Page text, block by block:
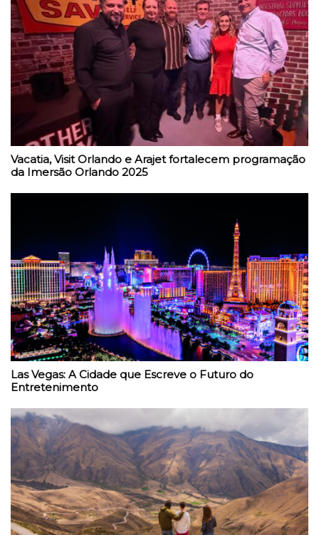
Vacatia, Visit Orlando e Arajet fortalecem programação
da Imersão Orlando 2025
Las Vegas: A Cidade que Escreve o Futuro do
Entretenimento